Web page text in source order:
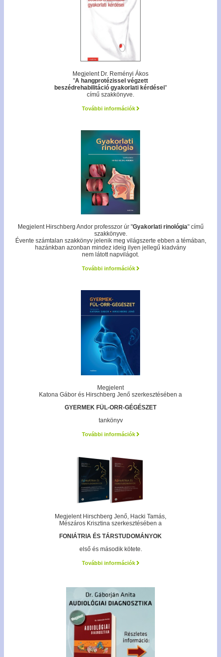
Megjelent Dr. Reményi Ákos
"A hangprotézissel végzett
beszédrehabilitáció gyakorlati kérdései"
című szakkönyve.
További információk
Megjelent Hirschberg Andor professzor úr "Gyakorlati rinológia" című
szakkönyve.
Évente számtalan szakkönyv jelenik meg világszerte ebben a témában,
hazánkban azonban mindez ideig ilyen jellegű kiadvány
nem látott napvilágot.
További információk
Megjelent
Katona Gábor és Hirschberg Jenő szerkesztésében a
GYERMEK FÜL-ORR-GÉGÉSZET
tankönyv
További információk
Megjelent Hirschberg Jenő, Hacki Tamás,
Mészáros Krisztina szerkesztésében a
FONIÁTRIA ÉS TÁRSTUDOMÁNYOK
első és második kötete.
További információk